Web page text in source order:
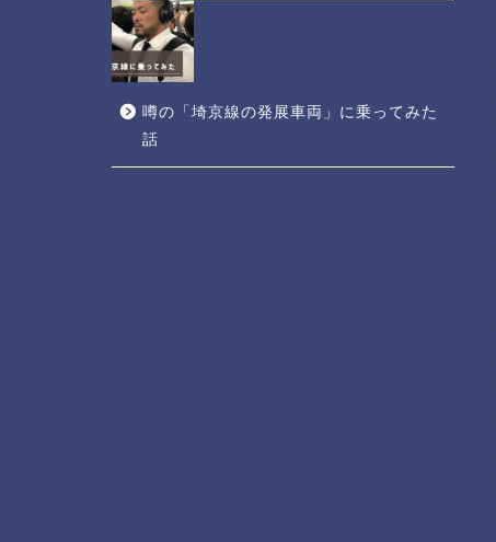
噂の「埼京線の発展車両」に乗ってみた
話